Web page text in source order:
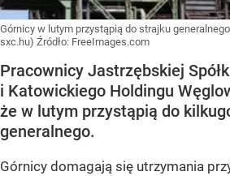
Górnicy w lutym przystąpią do strajku
sxc.hu) Źródło: FreeImages.com
Pracownicy Jastrzębskiej
i Katowickiego Holdingu
że w lutym przystąpią do
generalnego.
Górnicy domagają się utrzymania